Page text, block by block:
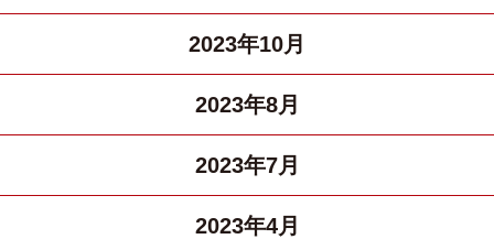
2023年10月
2023年8月
2023年7月
2023年4月